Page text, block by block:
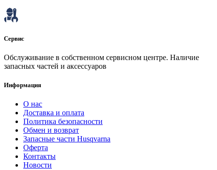
Сервис
Обслуживание в собственном сервисном центре. Наличие
запасных частей и аксессуаров
Информация
О нас
Доставка и оплата
Политика безопасности
Обмен и возврат
Запасные части Husqvarna
Оферта
Контакты
Новости